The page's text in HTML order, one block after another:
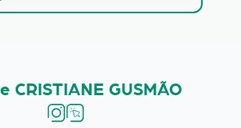
CRISTIANE GUSMÃO